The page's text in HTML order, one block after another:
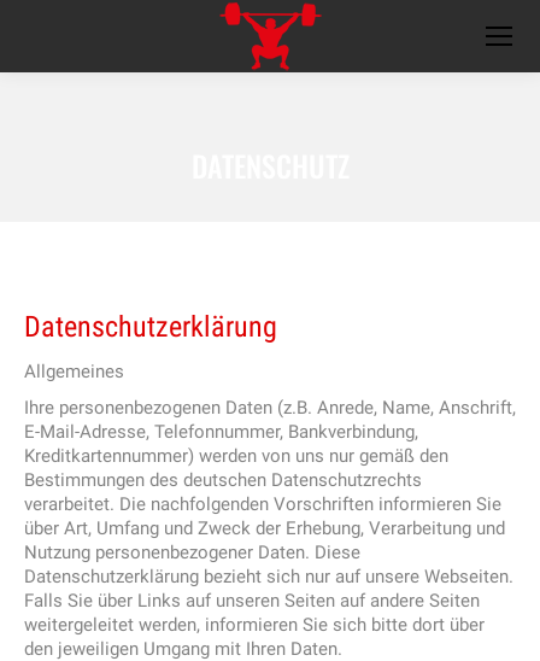
Datenschutzerklärung
Allgemeines
Ihre personenbezogenen Daten (z.B. Anrede, Name, Anschrift,
E-Mail-Adresse, Telefonnummer, Bankverbindung,
Kreditkartennummer) werden von uns nur gemäß den
Bestimmungen des deutschen Datenschutzrechts
verarbeitet. Die nachfolgenden Vorschriften informieren Sie
über Art, Umfang und Zweck der Erhebung, Verarbeitung und
Nutzung personenbezogener Daten. Diese
Datenschutzerklärung bezieht sich nur auf unsere Webseiten.
Falls Sie über Links auf unseren Seiten auf andere Seiten
weitergeleitet werden, informieren Sie sich bitte dort über
den jeweiligen Umgang mit Ihren Daten.